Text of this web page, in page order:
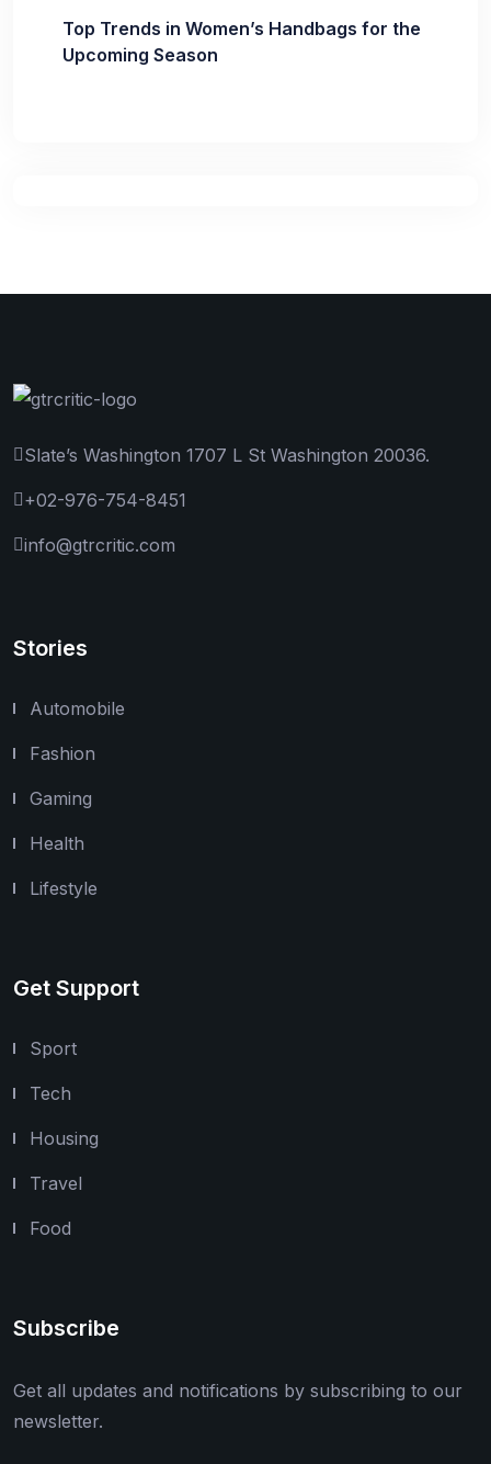
Top Trends in Women’s Handbags for the
Upcoming Season
Slate’s Washington 1707 L St Washington 20036.
+02-976-754-8451
info@gtrcritic.com
Stories
Automobile
Fashion
Gaming
Health
Lifestyle
Get Support
Sport
Tech
Housing
Travel
Food
Subscribe
Get all updates and notifications by subscribing to our
newsletter.